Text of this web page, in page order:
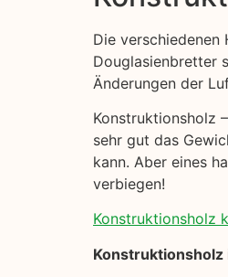
Die verschiedenen
Douglasienbretter
Änderungen der
Konstruktionsholz
sehr gut das
kann. Aber eines
verbiegen!
Konstruktionsholz
Konstruktionsholz